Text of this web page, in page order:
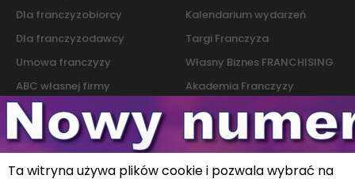
Dla franczyzobiorcy
Dla franczyzodawcy
Umowa franczyzy
ABC własnej firmy
Słownik franczyzy i biznesu
Kalendarium wydarzeń
Targi Franczyza
Własny Biznes FRANCHISING
Akademia Franczyzy
Marketing
Kontakt
Ta witryna używa plików cookie i pozwala wybrać na